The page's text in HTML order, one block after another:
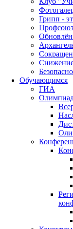
Грипп -
Профсоюз
Снижение
Обучающимся
ГИА